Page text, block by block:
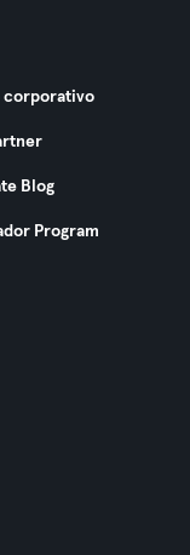
corporativo
Blog
Program